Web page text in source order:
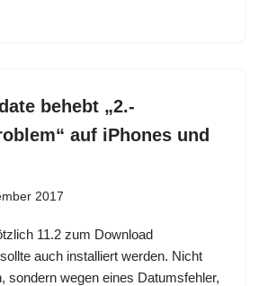
behebt „2.-
auf iPhones und
2017
11.2 zum Download
auch installiert werden. Nicht
sondern wegen eines Datumsfehler,